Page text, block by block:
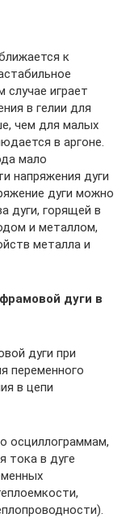
к
случае играет
в гелии для
чем для малых
в аргоне.
мало
напряжения дуги
дуги можно
дуги, горящей в
и металлом,
металла и
дуги в
дуги при
переменного
в цепи
осциллограммам,
тока в дуге